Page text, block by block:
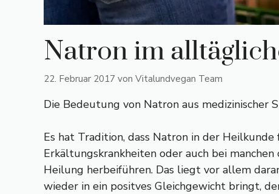
Natron im
22. Februar 2017 von Vitalundvegan Team
Die Bedeutung von Natron aus medizinischer
Es hat Tradition, dass Natron in der
Erkältungskrankheiten oder auch bei
Heilung herbeiführen. Das liegt vor allem
wieder in ein positves Gleichgewicht bringt,